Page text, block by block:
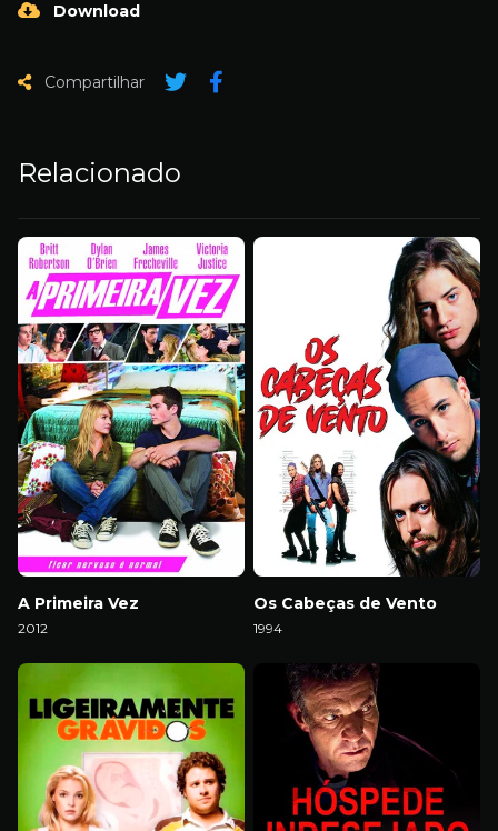
Download
Compartilhar
Relacionado
A Primeira Vez
2012
Os Cabeças de Vento
1994